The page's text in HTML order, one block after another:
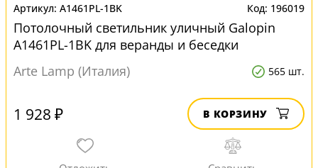
A1461PL-1BK 196019
Потолочный светильник уличный Galopin
A1461PL-1BK для веранды и беседки
Arte Lamp (Италия)
565 шт.
1 928 ₽ В КОРЗИНУ